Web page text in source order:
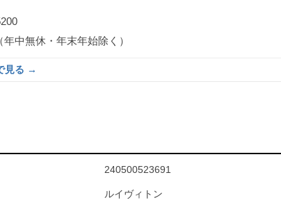
年中無休・年末年始除く）
見る →
240500523691
ルイヴィトン